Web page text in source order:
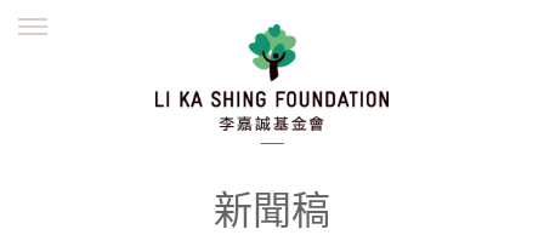
繁體
新聞稿